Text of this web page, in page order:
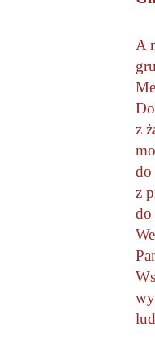
A
z
do
z
do